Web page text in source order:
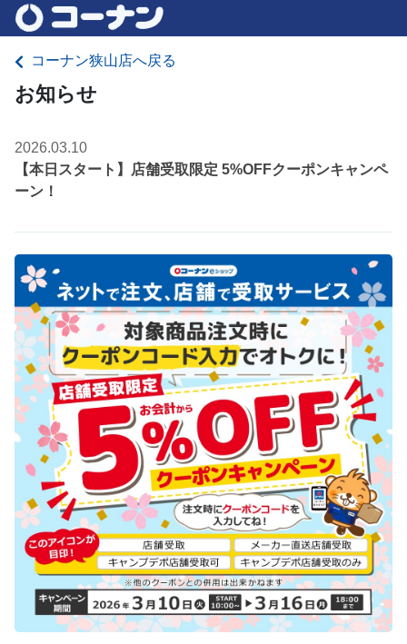
コーナン狭山店へ戻る
お知らせ
2026.03.10
【本日スタート】店舗受取限定 5%OFFクーポンキャンペ
ーン！